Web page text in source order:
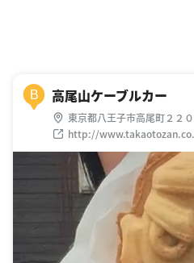
B 高尾山ケーブルカー
東京都八王子市高尾町２２０
http://